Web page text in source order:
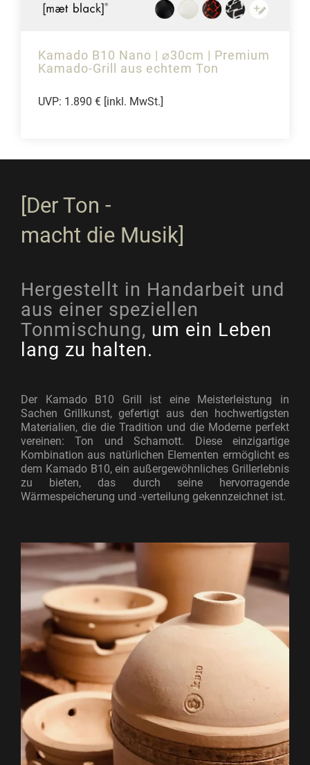
Kamado B10 Nano | ⌀30cm | Premium
Kamado-Grill aus echtem Ton
UVP: 1.890 € [inkl. MwSt.]
[Der Ton -
macht die Musik]
Hergestellt in Handarbeit und
aus einer speziellen
Tonmischung, um ein Leben
lang zu halten.
Der Kamado B10 Grill ist eine Meisterleistung in
Sachen Grillkunst, gefertigt aus den hochwertigsten
Materialien, die die Tradition und die Moderne perfekt
vereinen: Ton und Schamott. Diese einzigartige
Kombination aus natürlichen Elementen ermöglicht es
dem Kamado B10, ein außergewöhnliches Grillerlebnis
zu bieten, das durch seine hervorragende
Wärmespeicherung und -verteilung gekennzeichnet ist.